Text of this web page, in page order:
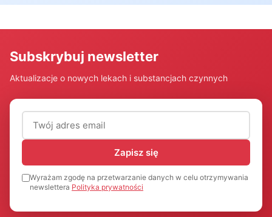
Subskrybuj newsletter
Aktualizacje o nowych lekach i substancjach czynnych
Adres email (wymagany)
Zapisz się
Wyrażam zgodę na przetwarzanie danych w celu otrzymywania
newslettera Polityka prywatności